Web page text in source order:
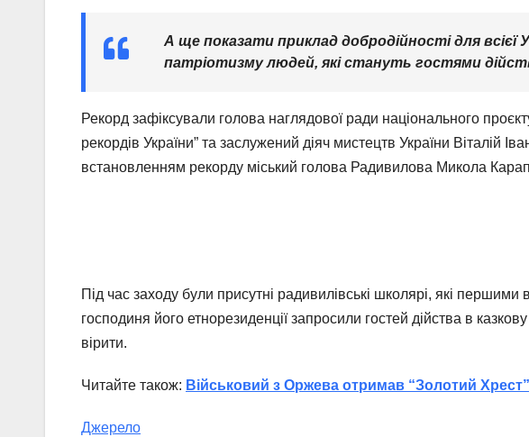
А ще показати приклад добродійності для
патріотизму людей, які стануть гостями
Рекорд зафіксували голова наглядової ради національного
рекордів України” та заслужений діяч мистецтв України Віталій
встановленням рекорду міський голова Радивилова Микола
Під час заходу були присутні радивилівські школярі, які
господиня його етнорезиденції запросили гостей дійства в
вірити.
Читайте також: Військовий з Оржева отримав “Золотий
Джерело